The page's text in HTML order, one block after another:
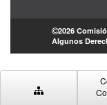
2026
Algunos